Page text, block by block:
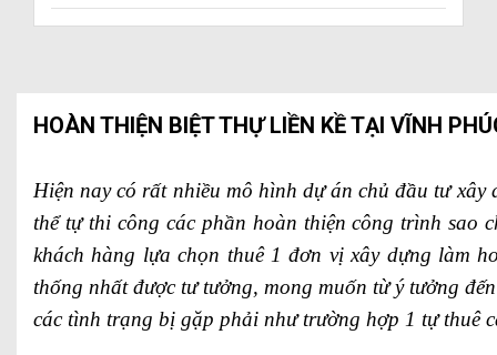
HOÀN THIỆN BIỆT THỰ LIỀN KỀ TẠI VĨNH
Hiện nay có rất nhiều mô hình dự án chủ đầu tư
thể tự thi công các phần hoàn thiện công trình
khách hàng lựa chọn thuê 1 đơn vị xây dựng làm
thống nhất được tư tưởng, mong muốn từ ý tưởng
các tình trạng bị gặp phải như trường hợp 1 tự thuê